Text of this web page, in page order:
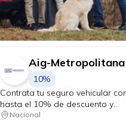
Aig-Metropolitana
10%
Contrata tu seguro vehicular
hasta el 10% de descuento y
recorre protegido en cada
Nacional